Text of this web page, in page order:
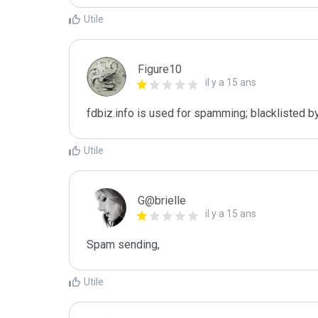
Utile
Figure10
il y a 15 ans
fdbiz.info is used for spamming; blacklisted
Utile
G@brielle
il y a 15 ans
Spam sending,
Utile